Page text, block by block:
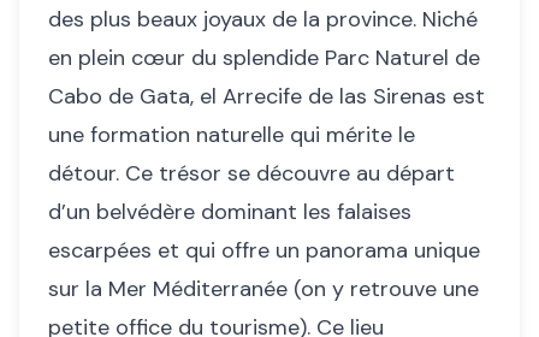
des plus beaux joyaux de la province. Niché
en plein cœur du splendide Parc Naturel de
Cabo de Gata, el Arrecife de las Sirenas est
une formation naturelle qui mérite le
détour. Ce trésor se découvre au départ
d’un belvédère dominant les falaises
escarpées et qui offre un panorama unique
sur la Mer Méditerranée (on y retrouve une
petite office du tourisme). Ce lieu